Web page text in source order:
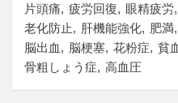
片頭痛
疲労回復 眼精疲労
老化防止
肝機能強化 肥満
脳出血
脳梗塞 花粉症 貧
骨粗しょう症
高血圧